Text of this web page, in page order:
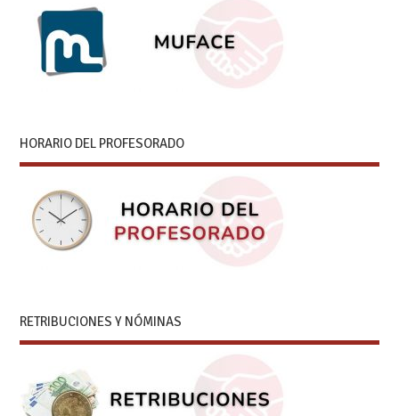
HORARIO DEL PROFESORADO
RETRIBUCIONES Y NÓMINAS